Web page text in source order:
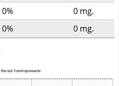
0% 0 mg.
0% 0 mg.